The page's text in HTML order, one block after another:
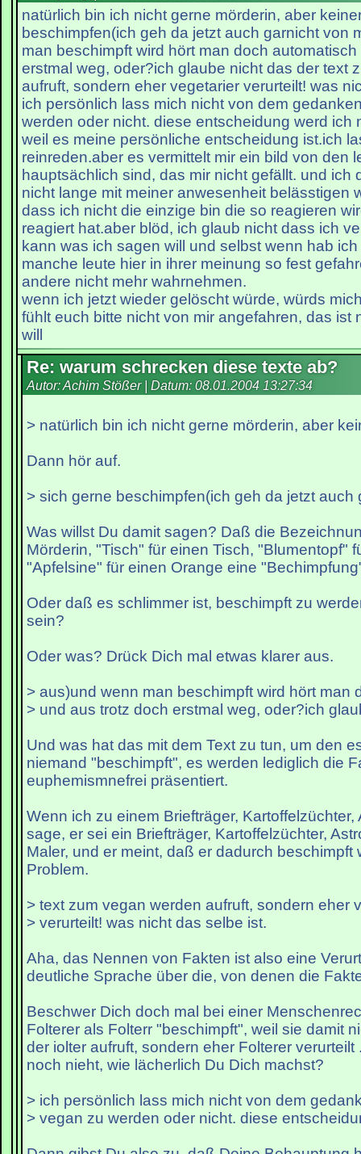
natürlich bin ich nicht gerne mörderin, aber
beschimpfen(ich geh da jetzt auch garnicht von
man beschimpft wird hört man doch
erstmal weg, oder?ich glaube nicht das der text
aufruft, sondern eher vegetarier verurteilt! was
ich persönlich lass mich nicht von dem
werden oder nicht. diese entscheidung werd ich
weil es meine persönliche entscheidung ist.ich
reinreden.aber es vermittelt mir ein bild von den
hauptsächlich sind, das mir nicht gefällt. und ich
nicht lange mit meiner anwesenheit belässtigen
dass ich nicht die einzige bin die so reagieren
reagiert hat.aber blöd, ich glaub nicht dass ich
kann was ich sagen will und selbst wenn hab
manche leute hier in ihrer meinung so fest
andere nicht mehr wahrnehmen.
wenn ich jetzt wieder gelöscht würde, würds
fühlt euch bitte nicht von mir angefahren, das ist
will
Re: warum schrecken diese texte ab?
Autor: Achim Stößer | Datum: 08.01.2004 13:27:34
> natürlich bin ich nicht gerne mörderin, aber
Dann hör auf.
> sich gerne beschimpfen(ich geh da jetzt auch
Was willst Du damit sagen? Daß die
Mörderin, "Tisch" für einen Tisch, "Blumentopf"
"Apfelsine" für einen Orange eine
Oder daß es schlimmer ist, beschimpft zu
sein?
Oder was? Drück Dich mal etwas klarer aus.
> aus)und wenn man beschimpft wird hört man
> und aus trotz doch erstmal weg, oder?ich
Und was hat das mit dem Text zu tun, um den
niemand "beschimpft", es werden lediglich die
euphemismnefrei präsentiert.
Wenn ich zu einem Briefträger, Kartoffelzüchter,
sage, er sei ein Briefträger, Kartoffelzüchter,
Maler, und er meint, daß er dadurch beschimpft
Problem.
> text zum vegan werden aufruft, sondern eher
> verurteilt! was nicht das selbe ist.
Aha, das Nennen von Fakten ist also eine
deutliche Sprache über die, von denen die
Beschwer Dich doch mal bei einer
Folterer als Folterr "beschimpft", weil sie damit
der iolter aufruft, sondern eher Folterer verurteilt
noch nieht, wie lächerlich Du Dich machst?
> ich persönlich lass mich nicht von dem
> vegan zu werden oder nicht. diese